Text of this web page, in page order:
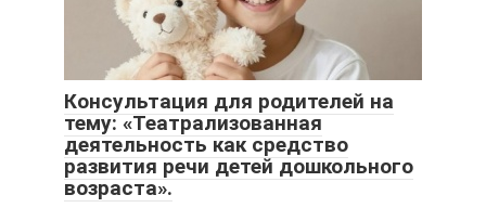
Консультация для родителей на
тему: «Театрализованная
деятельность как средство
развития речи детей дошкольного
возраста».